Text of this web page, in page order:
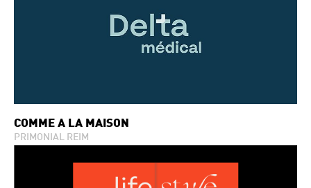
COMME À LA MAISON
PRIMONIAL REIM